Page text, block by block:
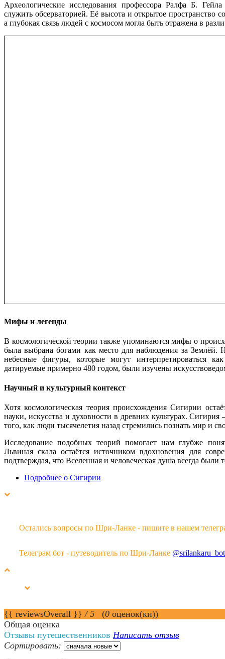
Археологические исследования профессора Ралфа Б.
служить обсерваторией. Её высота и открытое пространство
а глубокая связь людей с космосом могла быть отражена в
Мифы и легенды
В космологической теории также упоминаются мифы о
была выбрана богами как место для наблюдения за
небесные фигуры, которые могут интерпретироваться
датируемые примерно 480 годом, были изучены
Научный и культурный контекст
Хотя космологическая теория происхождения Сигирии
науки, искусства и духовности в древних культурах.
того, как люди тысячелетия назад стремились познать мир и
Исследование подобных теорий помогает нам глубже
Львиная скала остаётся источником вдохновения для
подтверждая, что Вселенная и человеческая душа всегда были
Подробнее о Сигирии
Остались вопросы по Шри-Ланке - пишите в нашем
Телеграм бот - путеводитель по Шри-Ланке @srilankaru_bot
{{ reviewsOverall }}/ 5 (0 оценок(ки))
Общая оценка
Отзывы путешественников Написать отзыв
Сортировать: